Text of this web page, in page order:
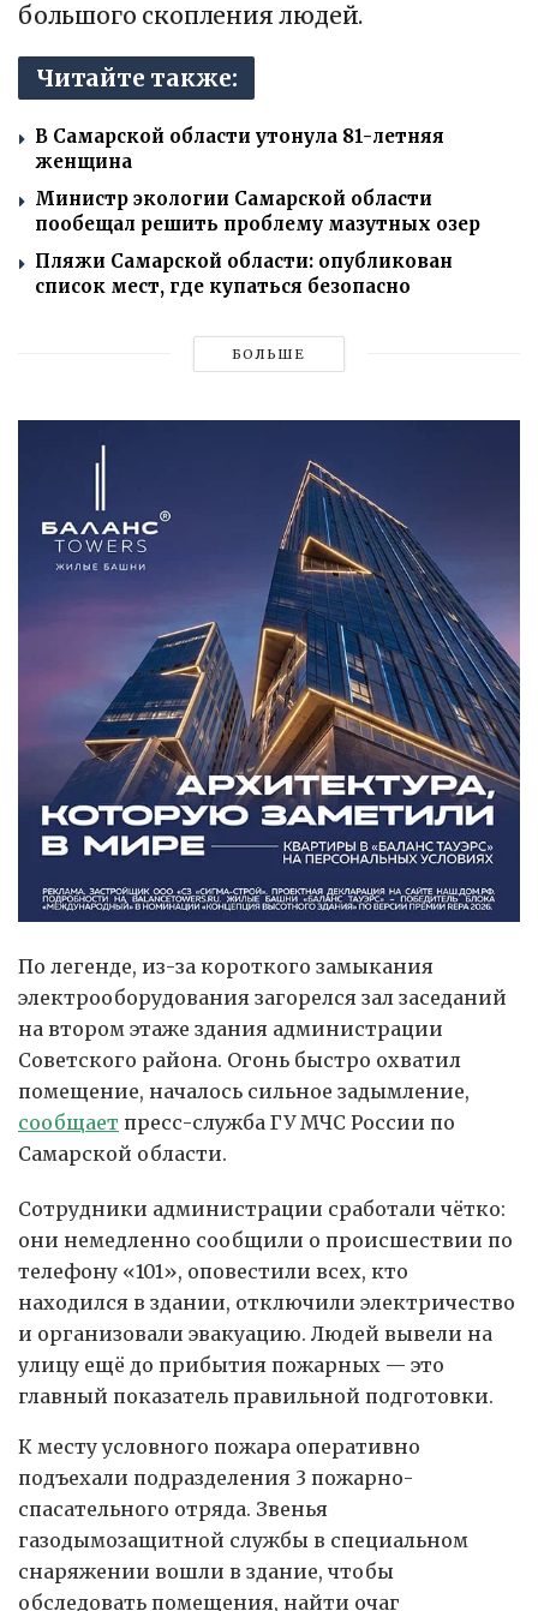
большого скопления людей.
Читайте также:
В Самарской области утонула 81-летняя
женщина
Министр экологии Самарской области
пообещал решить проблему мазутных озер
Пляжи Самарской области: опубликован
список мест, где купаться безопасно
БОЛЬШЕ
По легенде, из-за короткого замыкания
электрооборудования загорелся зал заседаний
на втором этаже здания администрации
Советского района. Огонь быстро охватил
помещение, началось сильное задымление,
сообщает пресс-служба ГУ МЧС России по
Самарской области.
Сотрудники администрации сработали чётко:
они немедленно сообщили о происшествии по
телефону «101», оповестили всех, кто
находился в здании, отключили электричество
и организовали эвакуацию. Людей вывели на
улицу ещё до прибытия пожарных — это
главный показатель правильной подготовки.
К месту условного пожара оперативно
подъехали подразделения 3 пожарно-
спасательного отряда. Звенья
газодымозащитной службы в специальном
снаряжении вошли в здание, чтобы
обследовать помещения, найти очаг